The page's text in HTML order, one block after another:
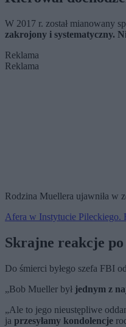
W 2017 r. został mianowany
zakrojony i systematyczny.
Reklama
Reklama
Rodzina Muellera ujawniła w
Afera w Instytucie Pileckiego.
Skrajne reakcje
Do śmierci byłego szefa FBI
„Bob Mueller był jednym z
„Ale to jego nieustępliwe
ja przesyłamy kondolencje